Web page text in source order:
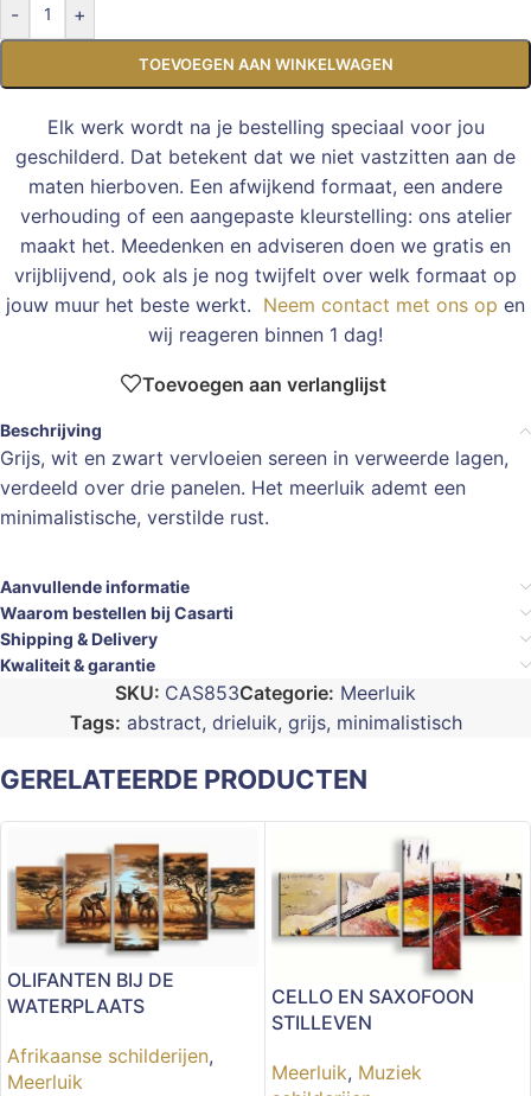
- +
TOEVOEGEN AAN WINKELWAGEN
Elk werk wordt na je bestelling speciaal voor jou
geschilderd. Dat betekent dat we niet vastzitten aan de
maten hierboven. Een afwijkend formaat, een andere
verhouding of een aangepaste kleurstelling: ons atelier
maakt het. Meedenken en adviseren doen we gratis en
vrijblijvend, ook als je nog twijfelt over welk formaat op
jouw muur het beste werkt. Neem contact met ons op en
wij reageren binnen 1 dag!
Toevoegen aan verlanglijst
Beschrijving
Grijs, wit en zwart vervloeien sereen in verweerde lagen,
verdeeld over drie panelen. Het meerluik ademt een
minimalistische, verstilde rust.
Aanvullende informatie
Waarom bestellen bij Casarti
Shipping & Delivery
Kwaliteit & garantie
SKU: CAS853Categorie: Meerluik
Tags: abstract, drieluik, grijs, minimalistisch
GERELATEERDE PRODUCTEN
OLIFANTEN BIJ DE
WATERPLAATS
Afrikaanse schilderijen,
Meerluik
CELLO EN SAXOFOON
STILLEVEN
Meerluik, Muziek